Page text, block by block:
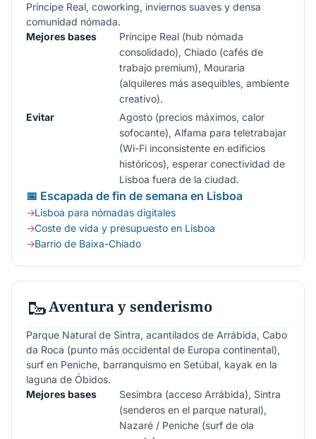
Príncipe Real, coworking, inviernos suaves y densa
comunidad nómada.
Mejores bases
Príncipe Real (hub nómada
consolidado), Chiado (cafés de
trabajo premium), Mouraria
(alquileres más asequibles, ambiente
creativo).
Evitar
Agosto (precios máximos, calor
sofocante), Alfama para teletrabajar
(Wi-Fi inconsistente en edificios
históricos), esperar conectividad de
Lisboa fuera de la ciudad.
📅 Escapada de fin de semana en Lisboa
Lisboa para nómadas digitales
Coste de vida y presupuesto en Lisboa
Barrio de Baixa-Chiado
🥾Aventura y senderismo
Parque Natural de Sintra, acantilados de Arrábida, Cabo
da Roca (punto más occidental de Europa continental),
surf en Peniche, barranquismo en Setúbal, kayak en la
laguna de Óbidos.
Mejores bases
Sesimbra (acceso Arrábida), Sintra
(senderos en el parque natural),
Nazaré / Peniche (surf de ola